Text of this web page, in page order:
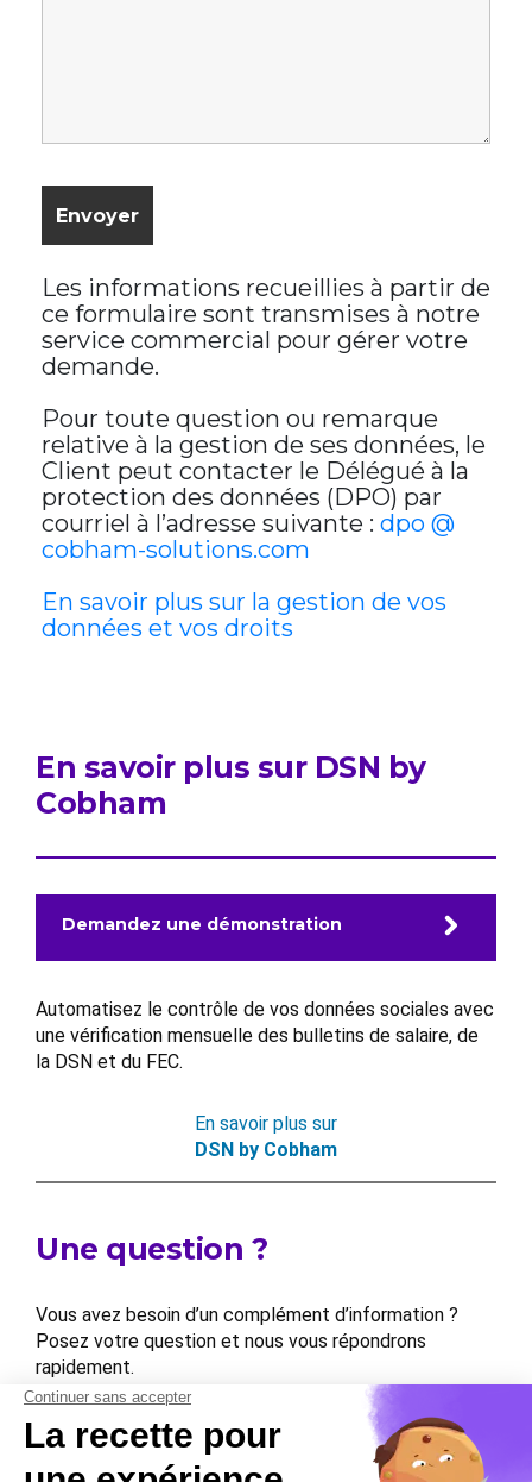
Les informations recueillies à partir de
ce formulaire sont transmises à notre
service commercial pour gérer votre
demande.
Pour toute question ou remarque
relative à la gestion de ses données, le
Client peut contacter le Délégué à la
protection des données (DPO) par
courriel à l’adresse suivante : dpo @
cobham-solutions.com
En savoir plus sur la gestion de vos
données et vos droits
En savoir plus sur DSN by
Cobham
Demandez une démonstration
Automatisez le contrôle de vos données sociales avec
une vérification mensuelle des bulletins de salaire, de
la DSN et du FEC.
En savoir plus sur
DSN by Cobham
Une question ?
Vous avez besoin d’un complément d’information ?
Posez votre question et nous vous répondrons
rapidement.
Contactez-nous